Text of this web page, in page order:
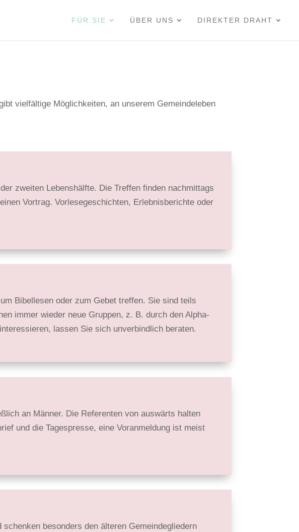
FÜR SIE ÜBER UNS DIREKTER DRAHT
vielfältige Möglich­keiten, an unserem Gemeinde­leben
zweiten Lebens­hälfte. Die Treffen finden nachmittags
Vortrag. Vorlese­geschichten, Erlebnis­berichte oder
Bibel­lesen oder zum Gebet treffen. Sie sind teils
immer wieder neue Gruppen, z. B. durch den Alpha-
lassen Sie sich unver­bindlich beraten.
an Männer. Die Referenten von auswärts halten
und die Tages­presse, eine Vor­anmeldung ist meist
besonders den älteren Gemeinde­gliedern